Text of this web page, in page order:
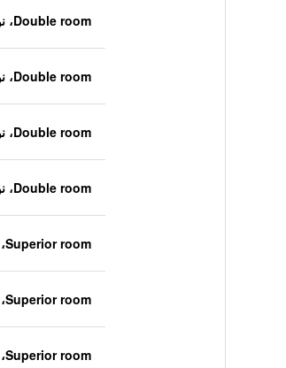
Double room، نوع السرير غير معروف
Double room، نوع السرير غير معروف
Double room، نوع السرير غير معروف
Double room، نوع السرير غير معروف
Superior room، نوع السرير غير معروف
Superior room، نوع السرير غير معروف
Superior room، نوع السرير غير معروف